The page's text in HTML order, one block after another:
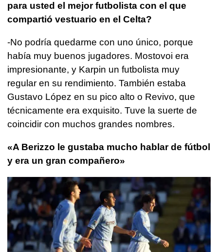
para usted el mejor futbolista con el que
compartió vestuario en el Celta?
-No podría quedarme con uno único, porque
había muy buenos jugadores. Mostovoi era
impresionante, y Karpin un futbolista muy
regular en su rendimiento. También estaba
Gustavo López en su pico alto o Revivo, que
técnicamente era exquisito. Tuve la suerte de
coincidir con muchos grandes nombres.
«A Berizzo le gustaba mucho hablar de fútbol
y era un gran compañero»